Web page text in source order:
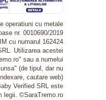
operatiuni cu metale
nr. 0010690/2019
cu numarul 162424
Utilizarea acestei
sau a numelui
(de tipul, dar nu
cautare web)
Verified SRL este
legii. ©SaraTremo.ro